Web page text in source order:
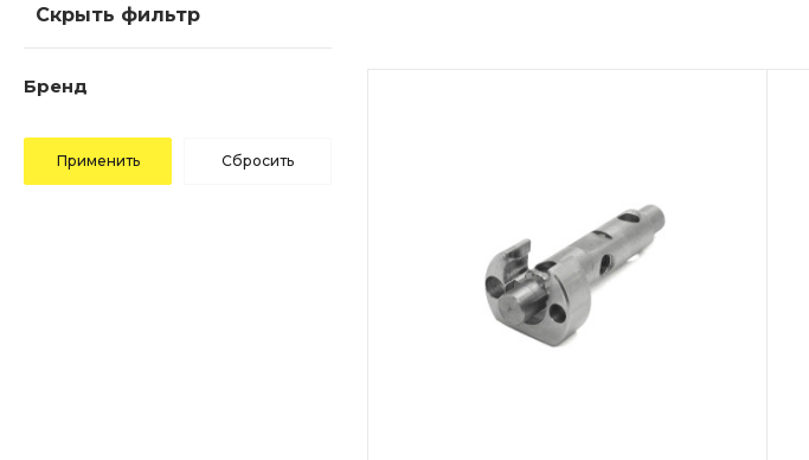
Скрыть фильтр
Бренд